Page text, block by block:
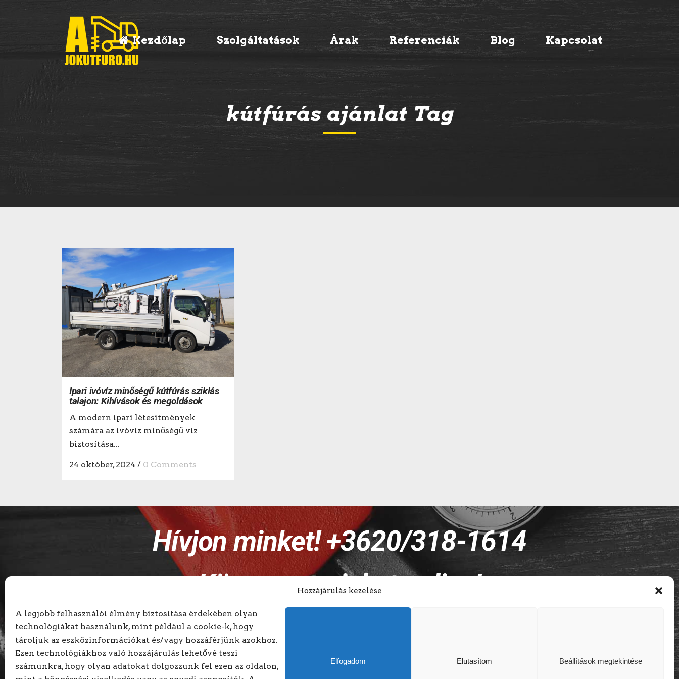
Hozzájárulás kezelése
A legjobb felhasználói élmény biztosítása érdekében olyan
technológiákat használunk, mint például a cookie-k, hogy
tároljuk az eszközinformációkat és/vagy hozzáférjünk azokhoz.
Ezen technológiákhoz való hozzájárulás lehetővé teszi
számunkra, hogy olyan adatokat dolgozzunk fel ezen az oldalon,
Elfogadom Elutasítom Beállítások megtekintése
Kezdőlap Szolgáltatások Árak Referenciák Blog Kapcsolat
kútfúrás ajánlat Tag
Ipari ivóvíz minőségű kútfúrás sziklás
talajon: Kihívások és megoldások
A modern ipari létesítmények
számára az ivóvíz minőségű víz
biztosítása...
24 október, 2024 / 0 Comments
Hívjon minket! +3620/318-1614
Kövessen minket online!